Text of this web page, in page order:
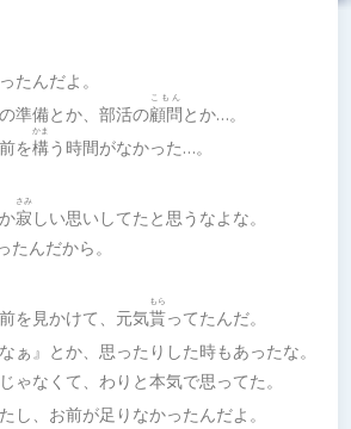
たんだよ。
準備とか、部活の顧問
こもん
とか…。
を構
かま
う時間がなかった…。
寂
さみ
しい思いしてたと思うなよな。
んだから。
を見かけて、元気貰
もら
ってたんだ。
ぁ』とか、思ったりした時もあったな。
ゃなくて、わりと本気で思ってた。
し、お前が足りなかったんだよ。